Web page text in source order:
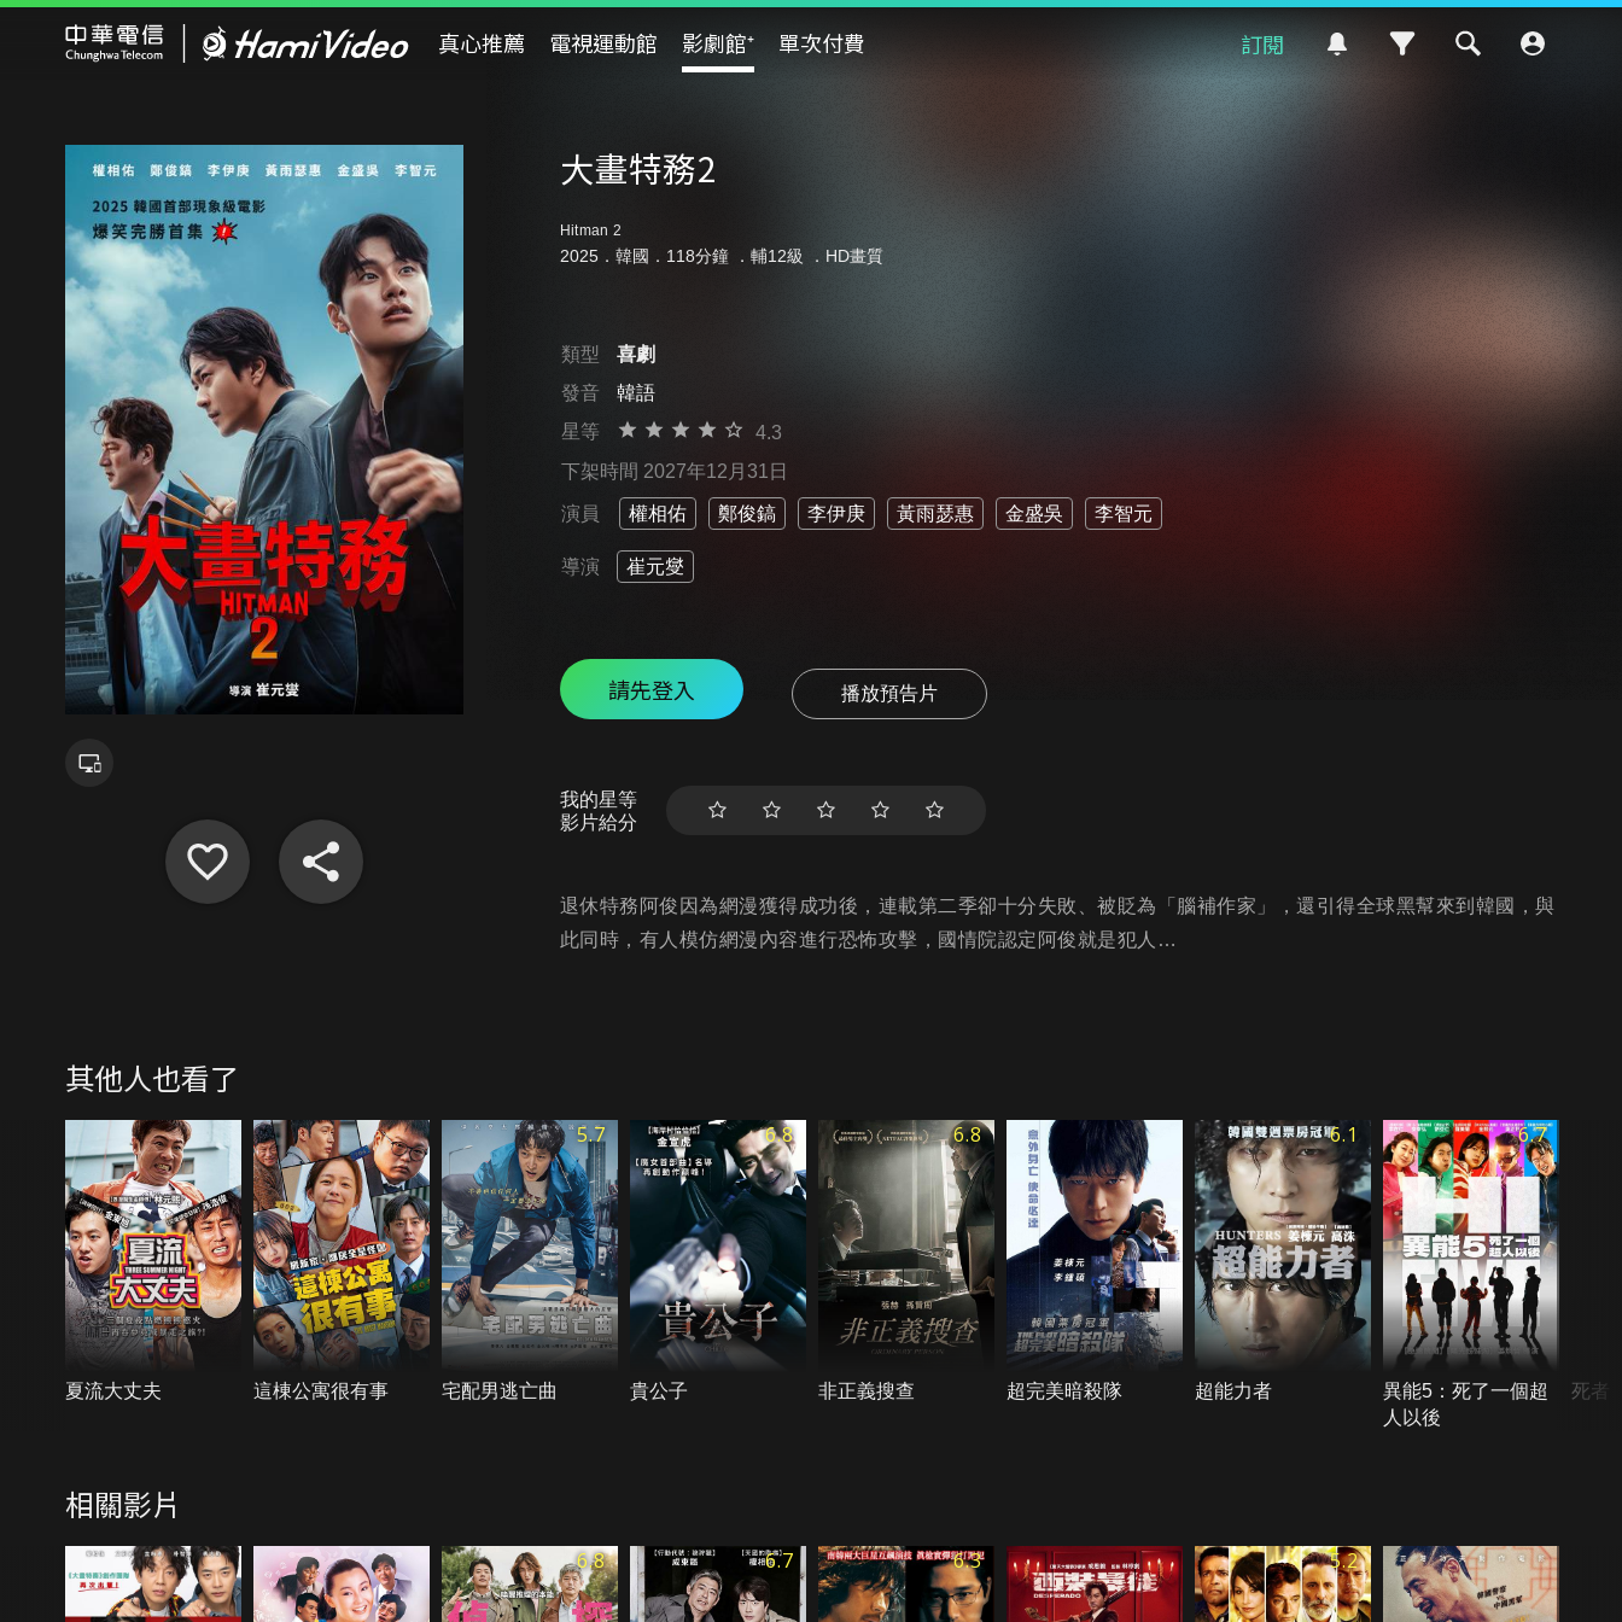
真心推薦 電視運動館 影劇館⁺ 單次付費 訂閱
大畫特務2
Hitman 2
2025．韓國．118分鐘 ． 輔12級 ．HD畫質
類型
喜劇
發音
韓語
星等
4.3
下架時間 2027年12月31日
演員 權相佑 鄭俊鎬 李伊庚 黃雨瑟惠 金盛吳 李智元
導演 崔元燮
請先登入 播放預告片
我的星等
影片給分
退休特務阿俊因為網漫獲得成功後，連載第二季卻十分失敗、被貶為「腦補作家」，還引得全球黑幫來到韓國，與
此同時，有人模仿網漫內容進行恐怖攻擊，國情院認定阿俊就是犯人…
其他人也看了
夏流大丈夫 這棟公寓很有事
5.7
宅配男逃亡曲
6.8
貴公子
6.8
非正義搜查 超完美暗殺隊
6.1
超能力者
6.7
異能5：死了一個超
人以後
死者
相關影片
6.8 6.7 6.3 5.2